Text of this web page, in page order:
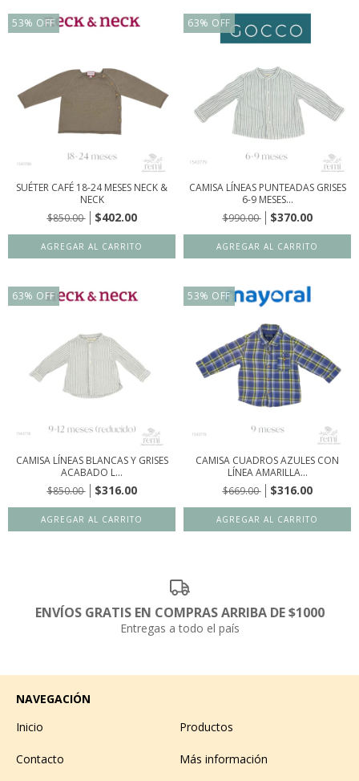
53% OFF
SUÉTER CAFÉ 18-24 MESES NECK &
NECK
$850.00
$402.00
63% OFF
CAMISA LÍNEAS PUNTEADAS GRISES
6-9 MESES...
$990.00
$370.00
63% OFF
CAMISA LÍNEAS BLANCAS Y GRISES
ACABADO L...
$850.00
$316.00
53% OFF
CAMISA CUADROS AZULES CON
LÍNEA AMARILLA...
$669.00
$316.00
ENVÍOS GRATIS EN COMPRAS ARRIBA DE $1000
Entregas a todo el país
NAVEGACIÓN
Inicio
Productos
Contacto Más información